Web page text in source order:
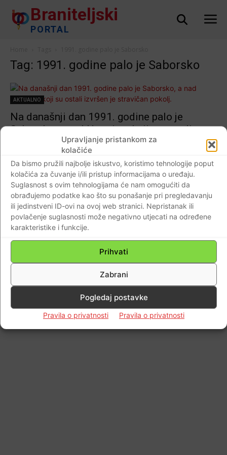
Upravljanje pristankom za
kolačiće
Da bismo pružili najbolje iskustvo, koristimo tehnologije poput
kolačića za čuvanje i/ili pristup informacijama o uređaju.
Suglasnost s ovim tehnologijama će nam omogućiti da
obrađujemo podatke kao što su ponašanje pri pregledavanju
ili jedinstveni ID-ovi na ovoj web stranici. Nepristanak ili
povlačenje suglasnosti može negativno utjecati na određene
karakteristike i funkcije.
Prihvati
Zabrani
Pogledaj postavke
Pravila o privatnosti Pravila o privatnosti
Braniteljski
PORTAL
Tag: 1991. godine palo je Saborsko
AKTUALNO
Na današnji dan 1991. godine palo je
Saborsko, a nad Hrvatima koji su ostali
izvršen je stravičan pokolj.
Impressum Kontaktirajte nas Pravila o privatnosti
© Newspaper WordPress Theme by TagDiv